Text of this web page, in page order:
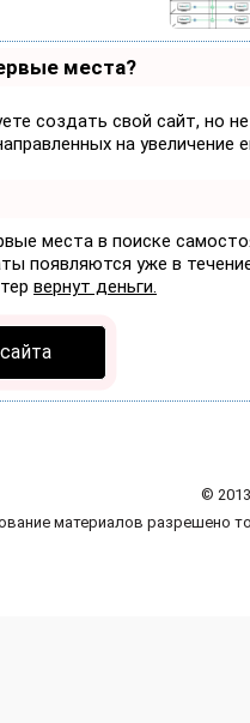
места?
создать свой сайт, но
на
места в поиске
появляются уже в
вернут деньги.
©
материалов разрешено